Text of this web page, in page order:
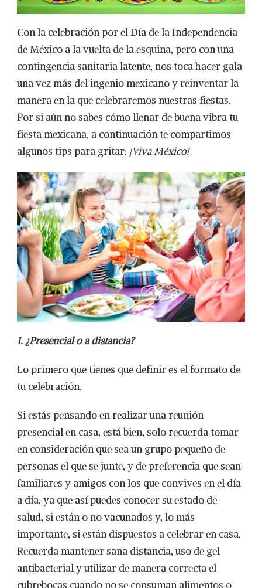
Con la celebración por el Día de la Independencia
de México a la vuelta de la esquina, pero con una
contingencia sanitaria latente, nos toca hacer gala
una vez más del ingenio mexicano y reinventar la
manera en la que celebraremos nuestras fiestas.
Por si aún no sabes cómo llenar de buena vibra tu
fiesta mexicana, a continuación te compartimos
algunos tips para gritar: ¡Viva México!
1. ¿Presencial o a distancia?
Lo primero que tienes que definir es el formato de
tu celebración.
Si estás pensando en realizar una reunión
presencial en casa, está bien, solo recuerda tomar
en consideración que sea un grupo pequeño de
personas el que se junte, y de preferencia que sean
familiares y amigos con los que convives en el día
a día, ya que así puedes conocer su estado de
salud, si están o no vacunados y, lo más
importante, si están dispuestos a celebrar en casa.
Recuerda mantener sana distancia, uso de gel
antibacterial y utilizar de manera correcta el
cubrebocas cuando no se consuman alimentos o